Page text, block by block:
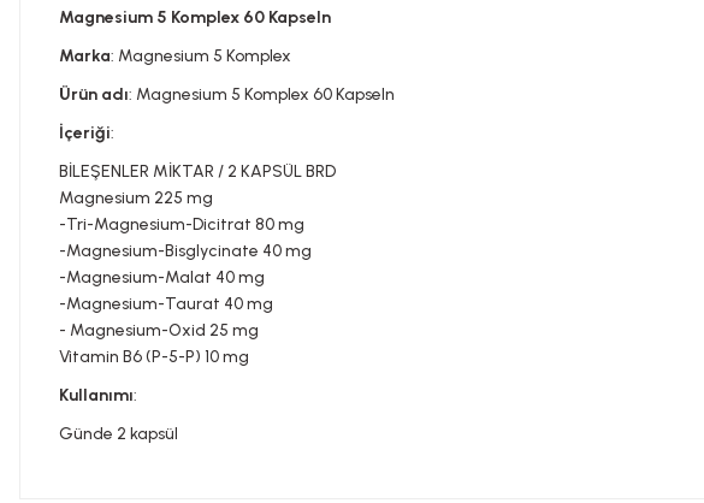
Magnesium 5 Komplex 60 Kapseln
Marka: Magnesium 5 Komplex
Ürün adı: Magnesium 5 Komplex 60 Kapseln
İçeriği:
BİLEŞENLER MİKTAR / 2 KAPSÜL BRD
Magnesium 225 mg
-Tri-Magnesium-Dicitrat 80 mg
-Magnesium-Bisglycinate 40 mg
-Magnesium-Malat 40 mg
-Magnesium-Taurat 40 mg
- Magnesium-Oxid 25 mg
Vitamin B6 (P-5-P) 10 mg
Kullanımı:
Günde 2 kapsül